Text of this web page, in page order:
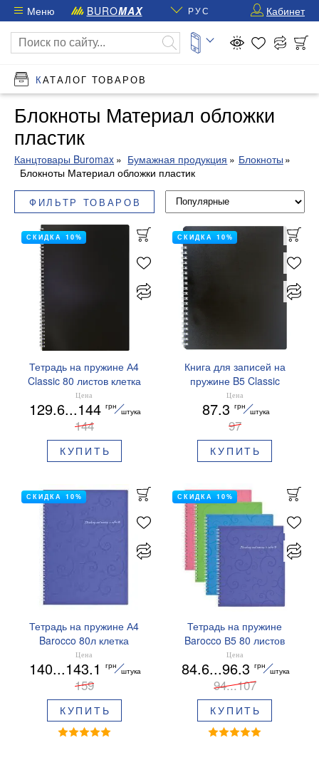
Меню BUROMAX РУС Кабинет
КАТАЛОГ ТОВАРОВ
Блокноты Материал обложки
пластик
Канцтовары Buromax Бумажная продукция
Блокноты
Блокноты Материал обложки пластик
ФИЛЬТР ТОВАРОВ
Тетрадь на пружине А4
Classic 80 листов клетка
Buromax BM.2446
Цена
129.6...144 грн
штука
144
КУПИТЬ
СКИДКА 10%
Книга для записей на
пружине B5 Classic
Buromax BM.2419
Цена
87.3 грн
штука
97
КУПИТЬ
СКИДКА 10%
Тетрадь на пружине А4
Barocco 80л клетка
пластиковая обложка
Buromax BM.2446-6
Цена
140...143.1 грн
штука
159
КУПИТЬ
СКИДКА 10%
Тетрадь на пружине
Barocco В5 80 листов
клетка BM.2419 Buromax
Цена
84.6...96.3 грн
штука
94...107
КУПИТЬ
СКИДКА 10%